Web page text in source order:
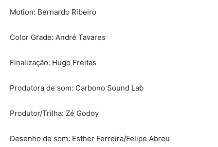
Motion: Bernardo Ribeiro
Color Grade: André Tavares
Finalização: Hugo Freitas
Produtora de som: Carbono Sound Lab
Produtor/Trilha: Zé Godoy
Desenho de som: Esther Ferreira/Felipe Abreu